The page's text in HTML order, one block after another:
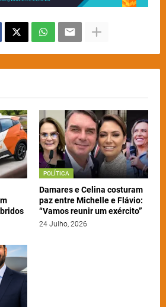
POLÍTICA
Damares e Celina costuram
paz entre Michelle e Flávio:
“Vamos reunir um exército”
24 Julho, 2026